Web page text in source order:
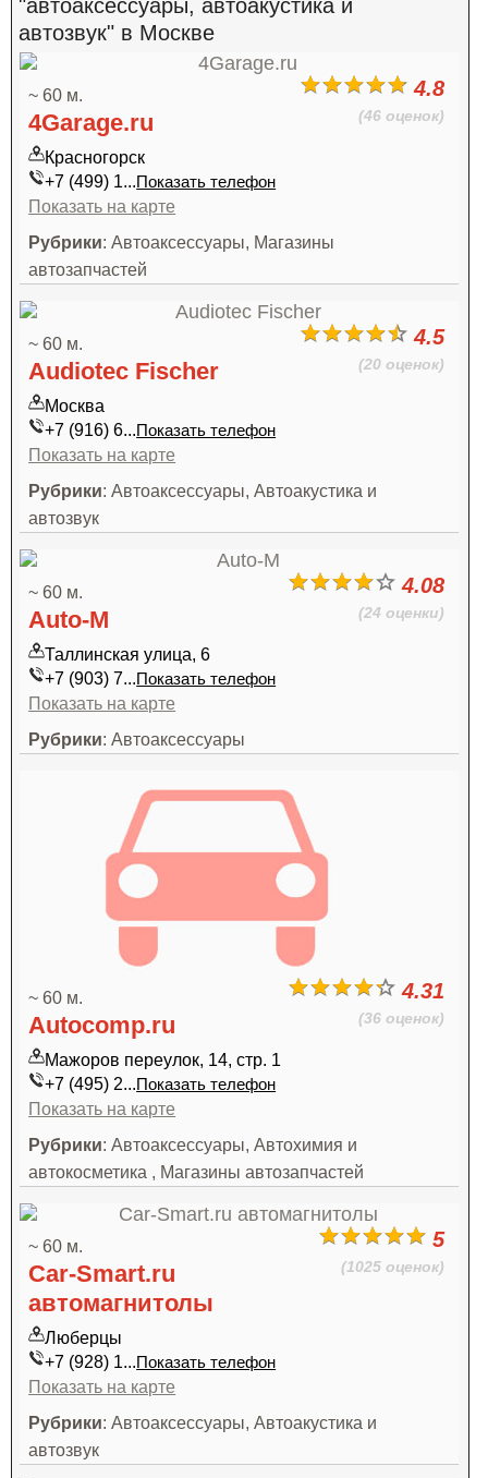
"автоаксессуары, автоакустика и
автозвук" в Москве
4.8
(46 оценок)
~ 60 м.
4Garage.ru
Красногорск
+7 (499) 1...Показать телефон
Показать на карте
Рубрики: Автоаксессуары, Магазины
автозапчастей
4.5
(20 оценок)
~ 60 м.
Audiotec Fischer
Москва
+7 (916) 6...Показать телефон
Показать на карте
Рубрики: Автоаксессуары, Автоакустика и
автозвук
4.08
(24 оценки)
~ 60 м.
Auto-M
Таллинская улица, 6
+7 (903) 7...Показать телефон
Показать на карте
Рубрики: Автоаксессуары
4.31
(36 оценок)
~ 60 м.
Autocomp.ru
Мажоров переулок, 14, стр. 1
+7 (495) 2...Показать телефон
Показать на карте
Рубрики: Автоаксессуары, Автохимия и
автокосметика , Магазины автозапчастей
5
(1025 оценок)
~ 60 м.
Car-Smart.ru
автомагнитолы
Люберцы
+7 (928) 1...Показать телефон
Показать на карте
Рубрики: Автоаксессуары, Автоакустика и
автозвук